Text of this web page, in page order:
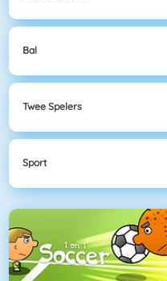
Bal
Twee Spelers
Sport